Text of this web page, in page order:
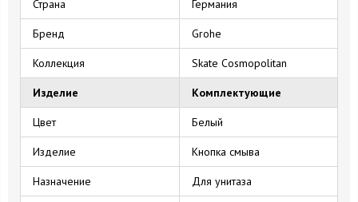
Страна Германия
Бренд Grohe
Коллекция Skate Cosmopolitan
Изделие Комплектующие
Цвет Белый
Изделие Кнопка смыва
Назначение Для унитаза